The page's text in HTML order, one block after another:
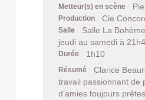
Metteur(s) en scène
Production Cie
Salle
Salle La
jeudi au samedi à
Durée 1h10
Résumé
Clarice
travail passionnant de
d’amies toujours